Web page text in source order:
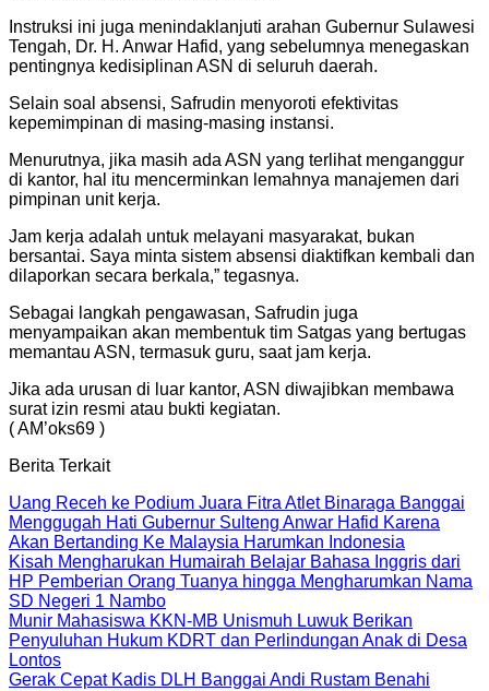
Instruksi ini juga menindaklanjuti arahan Gubernur Sulawesi
Tengah, Dr. H. Anwar Hafid, yang sebelumnya menegaskan
pentingnya kedisiplinan ASN di seluruh daerah.
Selain soal absensi, Safrudin menyoroti efektivitas
kepemimpinan di masing-masing instansi.
Menurutnya, jika masih ada ASN yang terlihat menganggur
di kantor, hal itu mencerminkan lemahnya manajemen dari
pimpinan unit kerja.
Jam kerja adalah untuk melayani masyarakat, bukan
bersantai. Saya minta sistem absensi diaktifkan kembali dan
dilaporkan secara berkala,” tegasnya.
Sebagai langkah pengawasan, Safrudin juga
menyampaikan akan membentuk tim Satgas yang bertugas
memantau ASN, termasuk guru, saat jam kerja.
Jika ada urusan di luar kantor, ASN diwajibkan membawa
surat izin resmi atau bukti kegiatan.
( AM’oks69 )
Berita Terkait
Uang Receh ke Podium Juara Fitra Atlet Binaraga Banggai
Menggugah Hati Gubernur Sulteng Anwar Hafid Karena
Akan Bertanding Ke Malaysia Harumkan Indonesia
Kisah Mengharukan Humairah Belajar Bahasa Inggris dari
HP Pemberian Orang Tuanya hingga Mengharumkan Nama
SD Negeri 1 Nambo
Munir Mahasiswa KKN-MB Unismuh Luwuk Berikan
Penyuluhan Hukum KDRT dan Perlindungan Anak di Desa
Lontos
Gerak Cepat Kadis DLH Banggai Andi Rustam Benahi